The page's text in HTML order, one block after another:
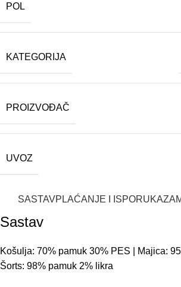
POL
KATEGORIJA
PROIZVOĐAČ
UVOZ
SASTAVPLAĆANJE I ISPORUKA
Sastav
Košulja: 70% pamuk 30% PES | Majica:
Šorts: 98% pamuk 2% likra